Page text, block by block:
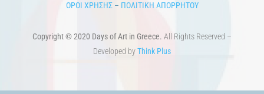
ΟΡΟΙ ΧΡΗΣΗΣ– ΠΟΛΙΤΙΚΗ ΑΠΟΡΡΗΤΟΥ
Copyright © 2020 Days of Art in Greece. All Rights Reserved –
Developed byThink Plus